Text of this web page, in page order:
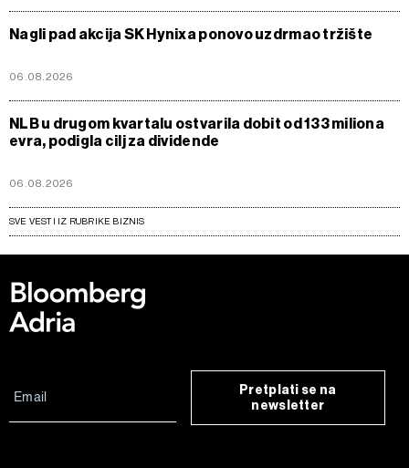
Nagli pad akcija SK Hynixa ponovo uzdrmao tržište
06.08.2026
NLB u drugom kvartalu ostvarila dobit od 133 miliona
evra, podigla cilj za dividende
06.08.2026
SVE VESTI IZ RUBRIKE BIZNIS
Pretplati se na
newsletter